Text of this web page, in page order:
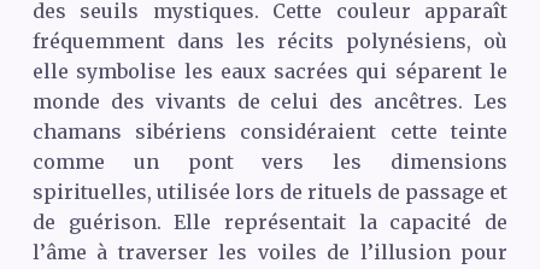
des seuils mystiques. Cette couleur apparaît
fréquemment dans les récits polynésiens, où
elle symbolise les eaux sacrées qui séparent le
monde des vivants de celui des ancêtres. Les
chamans sibériens considéraient cette teinte
comme un pont vers les dimensions
spirituelles, utilisée lors de rituels de passage et
de guérison. Elle représentait la capacité de
l’âme à traverser les voiles de l’illusion pour